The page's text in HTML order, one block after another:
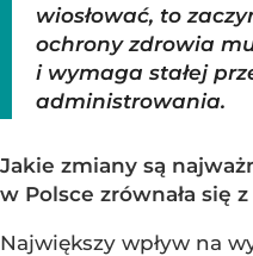
wiosłować, to
ochrony zdrowia
i wymaga stałej
administrowania.
Jakie zmiany są
w Polsce zrównała się
Największy wpływ na